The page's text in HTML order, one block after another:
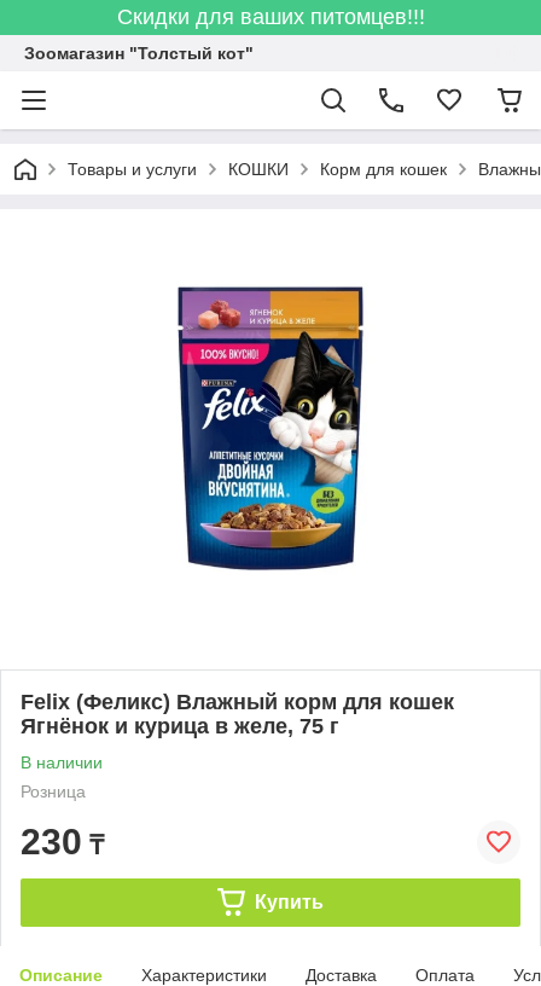
Скидки для ваших питомцев!!!
Зоомагазин "Толстый кот"
Товары и услуги КОШКИ Корм для кошек
Felix (Феликс) Влажный корм для кошек
Ягнёнок и курица в желе, 75 г
В наличии
Розница
230 ₸
Купить
Описание Характеристики Доставка Оплата